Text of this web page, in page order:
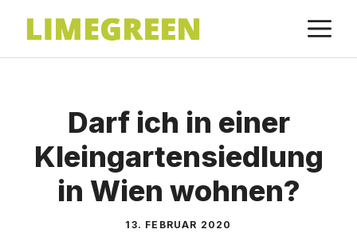
Inhalt
springen
Darf ich in einer
Kleingartensiedlung
in Wien wohnen?
13. FEBRUAR 2020